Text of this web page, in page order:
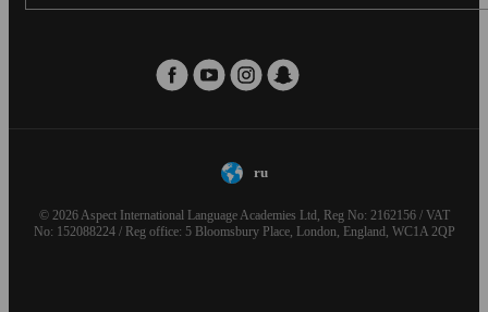
ru
© 2026 Aspect International Language Academies Ltd, Reg No: 2162156 / VAT
No: 152088224 / Reg office: 5 Bloomsbury Place, London, England, WC1A 2QP